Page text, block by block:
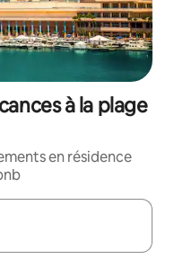
à la plage
en résidence
les flèches vers le